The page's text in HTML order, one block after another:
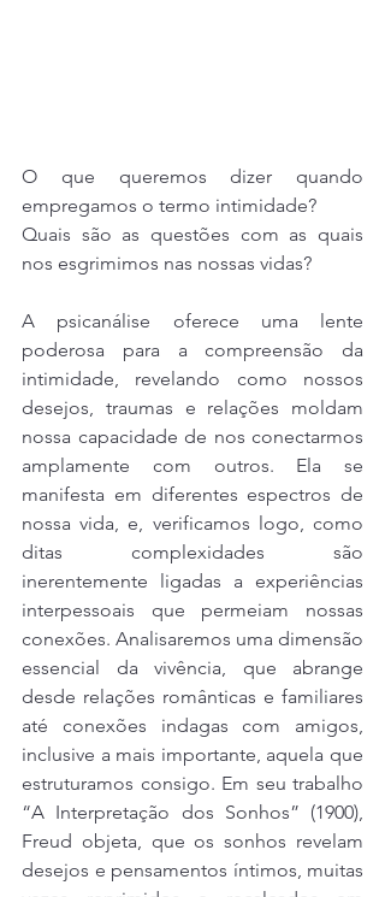
O que queremos dizer quando
empregamos o termo intimidade?
Quais são as questões com as quais
nos esgrimimos nas nossas vidas?
A psicanálise oferece uma lente
poderosa para a compreensão da
intimidade, revelando como nossos
desejos, traumas e relações moldam
nossa capacidade de nos conectarmos
amplamente com outros. Ela se
manifesta em diferentes espectros de
nossa vida, e, verificamos logo, como
ditas complexidades são
inerentemente ligadas a experiências
interpessoais que permeiam nossas
conexões. Analisaremos uma dimensão
essencial da vivência, que abrange
desde relações românticas e familiares
até conexões indagas com amigos,
inclusive a mais importante, aquela que
estruturamos consigo. Em seu trabalho
“A Interpretação dos Sonhos” (1900),
Freud objeta, que os sonhos revelam
desejos e pensamentos íntimos, muitas